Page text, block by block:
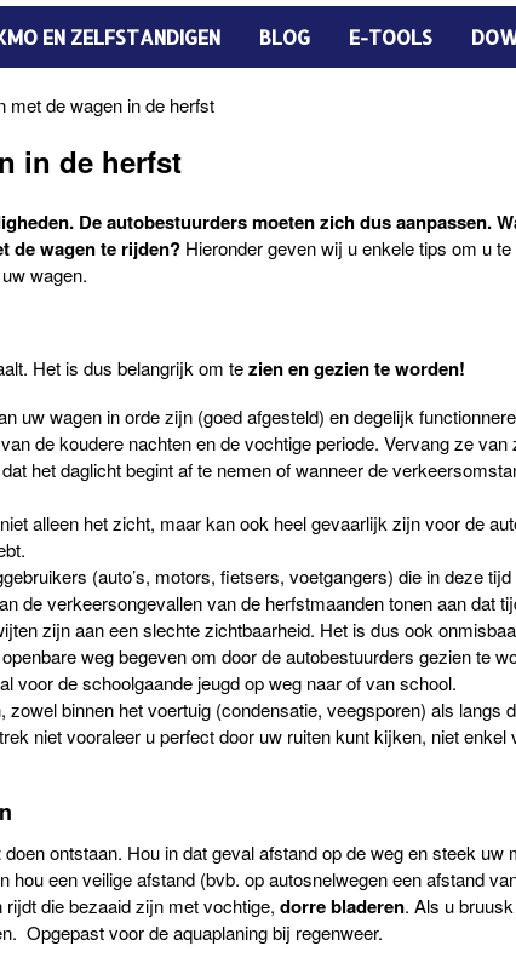
EN ZELFSTANDIGEN BLOG E-TOOLS
met de wagen in de herfst
in de herfst
De autobestuurders moeten zich dus aanpassen.
de wagen te rijden?Hieronder geven wij u enkele tips om u
wagen.
Het is dus belangrijk om tezien en geziente worden!
uw wagen in orde zijn (goed afgesteld) en degelijk
de koudere nachten en de vochtige periode. Vervang ze
het daglicht begint af te nemen of wanneer de
alleen het zicht, maar kan ook heel gevaarlijk zijn voor de
(auto’s, motors, fietsers, voetgangers) die in deze
de verkeersongevallen van de herfstmaanden tonen aan dat
zijn aan een slechte zichtbaarheid. Het is dus ook
weg begeven om door de autobestuurders gezien te
voor de schoolgaande jeugd op weg naar of van school.
zowel binnen het voertuig (condensatie, veegsporen) als langs
niet vooraleer u perfect door uw ruiten kunt kijken, niet enkel
doen ontstaan. Hou in dat geval afstand op de weg en steek uw
hou een veilige afstand (bvb. op autosnelwegen een afstand
die bezaaid zijn met vochtige, dorre bladeren. Als u
Opgepast voor de aquaplaning bij regenweer.